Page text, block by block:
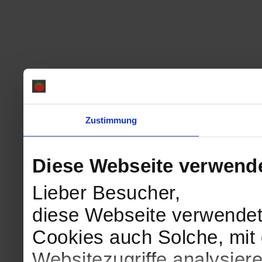
Zustimmung
Diese Webseite
Lieber Besucher,
diese Webseite
Cookies auch Solche,